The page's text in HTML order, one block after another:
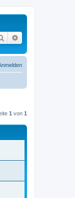
Suche
1 von 1